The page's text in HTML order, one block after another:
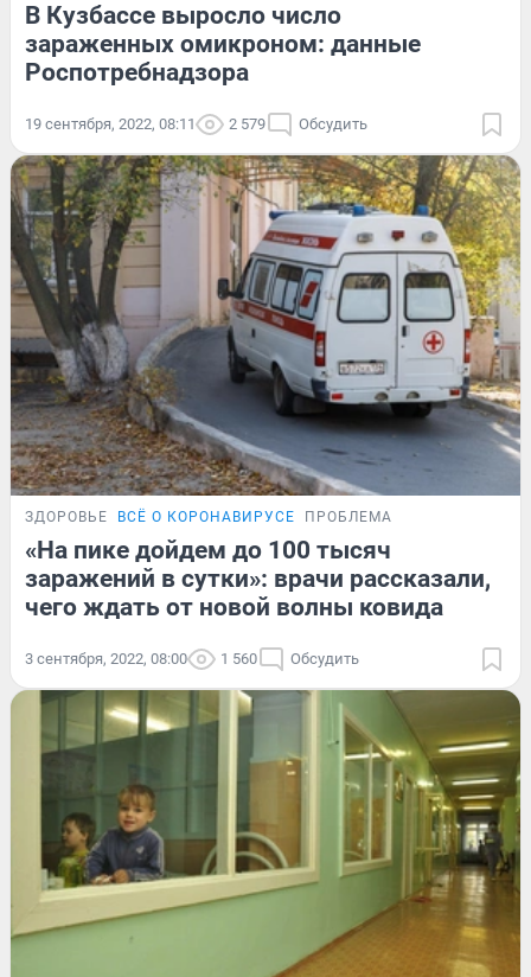
В Кузбассе выросло число
зараженных омикроном: данные
Роспотребнадзора
19 сентября, 2022, 08:11 2 579 Обсудить
ЗДОРОВЬЕ ВСЁ О КОРОНАВИРУСЕ ПРОБЛЕМА
«На пике дойдем до 100 тысяч
заражений в сутки»: врачи рассказали,
чего ждать от новой волны ковида
3 сентября, 2022, 08:00 1 560 Обсудить